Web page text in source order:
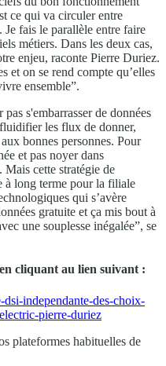
ce qui va circuler entre
Je fais le parallèle entre faire
métiers. Dans les deux cas,
enjeu, raconte Pierre Duriez.
et on se rend compte qu’elles
ensemble”.
s'embarrasser de données
les flux de donner,
bonnes personnes. Pour
et pas noyer dans
Mais cette stratégie de
à long terme pour la filiale
qui s’avère
gratuite et ça mis bout à
une souplesse inégalée”, se
cliquant au lien suivant :
independante-des-choix-
pierre-duriez
plateformes habituelles de